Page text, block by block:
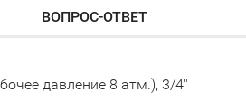
ВОПРОС-ОТВЕТ
давление 8 атм.), 3/4"